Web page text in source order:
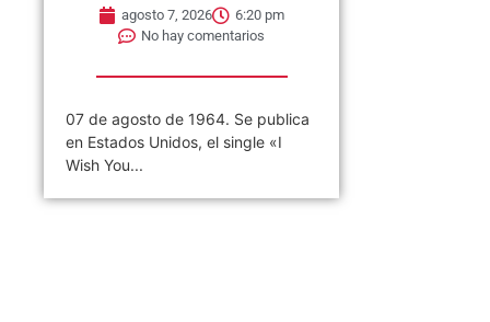
agosto 7, 2026
6:20 pm
No hay comentarios
07 de agosto de 1964. Se publica
en Estados Unidos, el single «I
Wish You...